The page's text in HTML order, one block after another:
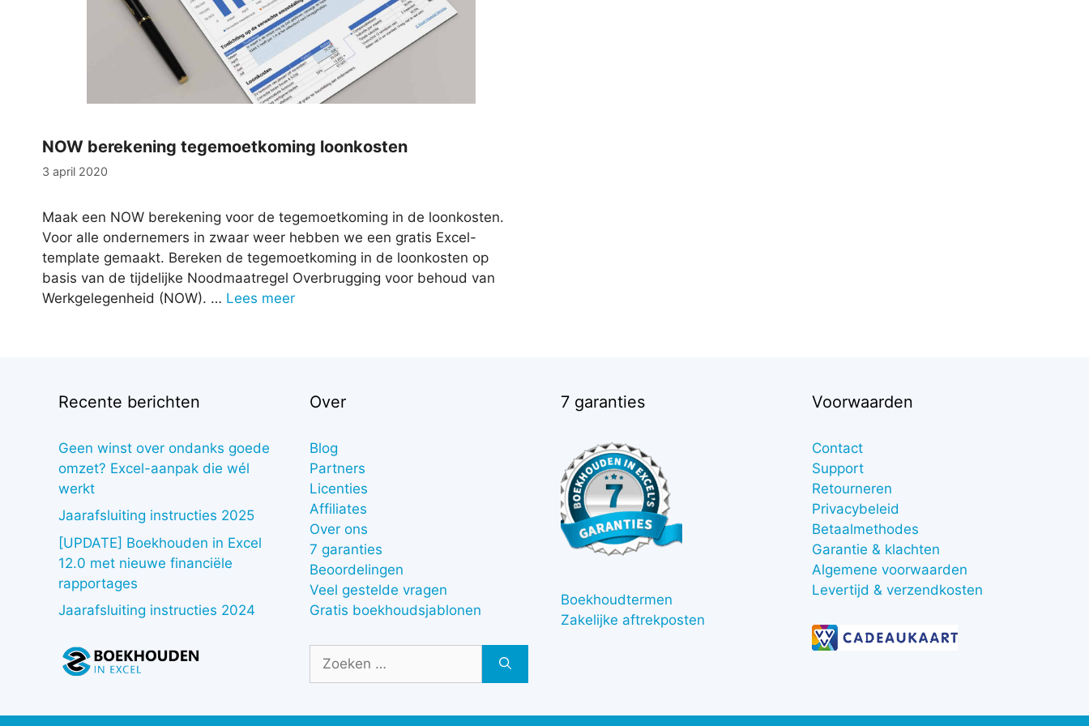
NOW berekening tegemoetkoming loonkosten
3 april 2020
Maak een NOW berekening voor de tegemoetkoming in de loonkosten.
Voor alle ondernemers in zwaar weer hebben we een gratis Excel-
template gemaakt. Bereken de tegemoetkoming in de loonkosten op
basis van de tijdelijke Noodmaatregel Overbrugging voor behoud van
Werkgelegenheid (NOW). … Lees meer
Recente berichten
Geen winst over ondanks goede
omzet? Excel-aanpak die wél
werkt
Jaarafsluiting instructies 2025
[UPDATE] Boekhouden in Excel
12.0 met nieuwe financiële
rapportages
Jaarafsluiting instructies 2024
Over
Blog
Partners
Licenties
Affiliates
Over ons
7 garanties
Beoordelingen
Veel gestelde vragen
Gratis boekhoudsjablonen
naar:
7 garanties
Boekhoudtermen
Zakelijke aftrekposten
Voorwaarden
Contact
Support
Retourneren
Privacybeleid
Betaalmethodes
Garantie & klachten
Algemene voorwaarden
Levertijd & verzendkosten